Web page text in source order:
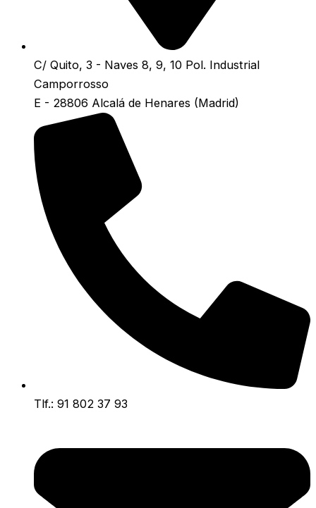
C/ Quito, 3 - Naves 8, 9, 10 Pol. Industrial
Camporrosso
E - 28806 Alcalá de Henares (Madrid)
Tlf.: 91 802 37 93